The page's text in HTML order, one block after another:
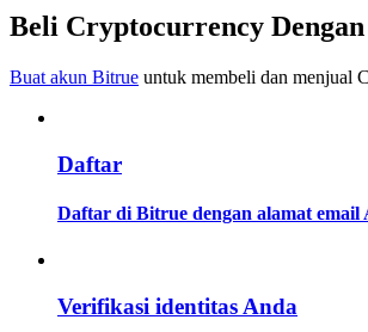
Menjadi Pedagang Salinan
Informasi
Beli Cryptocurrency
Buat akun Bitrue untuk membeli dan menjual
Daftar
Daftar di Bitrue dengan alamat email
Verifikasi identitas Anda